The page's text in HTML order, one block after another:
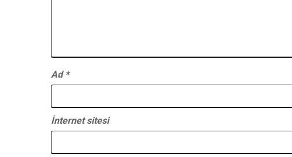
Ad *
İnternet sitesi